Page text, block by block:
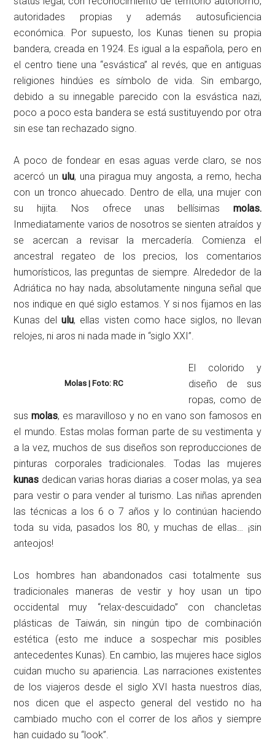
autoridades propias y además autosuficiencia
económica. Por supuesto, los Kunas tienen su propia
bandera, creada en 1924. Es igual a la española, pero en
el centro tiene una “esvástica” al revés, que en antiguas
religiones hindúes es símbolo de vida. Sin embargo,
debido a su innegable parecido con la esvástica nazi,
poco a poco esta bandera se está sustituyendo por otra
sin ese tan rechazado signo.
A poco de fondear en esas aguas verde claro, se nos
acercó un ulu, una piragua muy angosta, a remo, hecha
con un tronco ahuecado. Dentro de ella, una mujer con
su hijita. Nos ofrece unas bellísimas molas.
Inmediatamente varios de nosotros se sienten atraídos y
se acercan a revisar la mercadería. Comienza el
ancestral regateo de los precios, los comentarios
humorísticos, las preguntas de siempre. Alrededor de la
Adriática no hay nada, absolutamente ninguna señal que
nos indique en qué siglo estamos. Y si nos fijamos en las
Kunas delulu, ellas visten como hace siglos, no llevan
relojes, ni aros ni nada made in “siglo XXI”.
Molas | Foto: RC
El colorido y
diseño de sus
ropas, como de
susmolas, es maravilloso y no en vano son famosos en
el mundo. Estas molas forman parte de su vestimenta y
a la vez, muchos de sus diseños son reproducciones de
pinturas corporales tradicionales. Todas las mujeres
kunas dedican varias horas diarias a coser molas, ya sea
para vestir o para vender al turismo. Las niñas aprenden
las técnicas a los 6 o 7 años y lo continúan haciendo
toda su vida, pasados los 80, y muchas de ellas… ¡sin
anteojos!
Los hombres han abandonados casi totalmente sus
tradicionales maneras de vestir y hoy usan un tipo
occidental muy “relax-descuidado” con chancletas
plásticas de Taiwán, sin ningún tipo de combinación
estética (esto me induce a sospechar mis posibles
antecedentes Kunas). En cambio, las mujeres hace siglos
cuidan mucho su apariencia. Las narraciones existentes
de los viajeros desde el siglo XVI hasta nuestros días,
nos dicen que el aspecto general del vestido no ha
cambiado mucho con el correr de los años y siempre
han cuidado su “look”.